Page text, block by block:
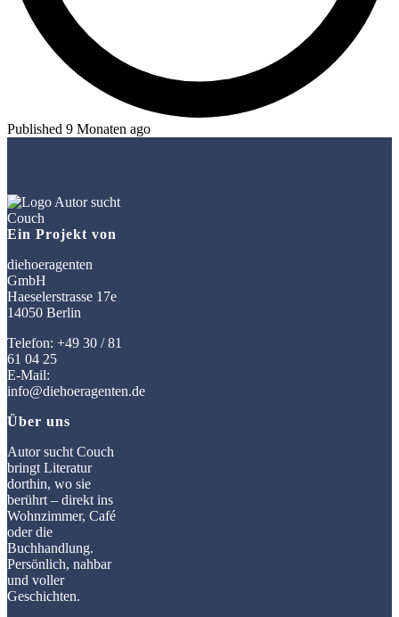
Published 9 Monaten ago
Ein Projekt von
diehoeragenten
GmbH
Haeselerstrasse 17e
14050 Berlin
Telefon: +49 30 / 81
61 04 25
E-Mail:
info@diehoeragenten.de
Über uns
Autor sucht Couch
bringt Literatur
dorthin, wo sie
berührt – direkt ins
Wohnzimmer, Café
oder die
Buchhandlung.
Persönlich, nahbar
und voller
Geschichten.